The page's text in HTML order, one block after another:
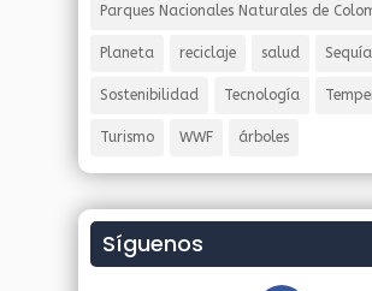
Parques Nacionales Naturales de
Planeta reciclaje salud Sequía
Sostenibilidad Tecnología
Turismo WWF árboles
Síguenos